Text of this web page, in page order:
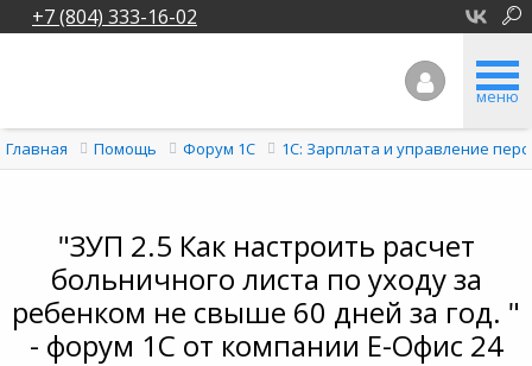
+7 (804) 333-16-02
меню
Главная Помощь Форум 1C 1С: Зарплата и управление
"ЗУП 2.5 Как настроить расчет
больничного листа по уходу за
ребенком не свыше 60 дней за год. "
- форум 1С от компании Е-Офис 24